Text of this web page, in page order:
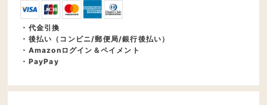
・代金引換
・後払い（コンビニ/郵便局/銀行後払い）
・Amazonログイン＆ペイメント
・PayPay